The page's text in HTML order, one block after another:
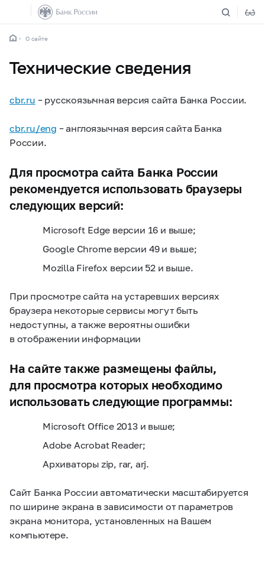
О сайте
Технические сведения
cbr.ru – русскоязычная версия сайта Банка России.
cbr.ru/eng – англоязычная версия сайта Банка
России.
Для просмотра сайта Банка России
рекомендуется использовать браузеры
следующих версий:
Microsoft Edge версии 16 и выше;
Google Chrome версии 49 и выше;
Mozilla Firefox версии 52 и выше.
При просмотре сайта на устаревших версиях
браузера некоторые сервисы могут быть
недоступны, а также вероятны ошибки
в отображении информации
На сайте также размещены файлы,
для просмотра которых необходимо
использовать следующие программы:
Microsoft Office 2013 и выше;
Adobe Acrobat Reader;
Архиваторы zip, rar, arj.
Сайт Банка России автоматически масштабируется
по ширине экрана в зависимости от параметров
экрана монитора, установленных на Вашем
компьютере.